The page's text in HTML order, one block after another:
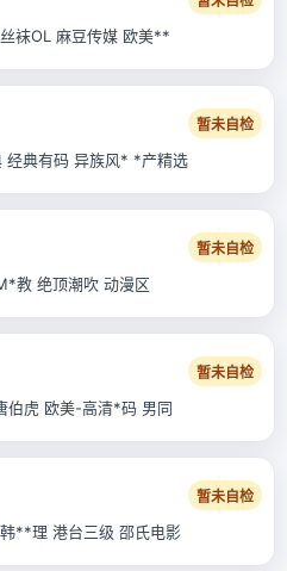
袜OL 麻豆传媒 欧美**
暂未自检
经典有码 异族风* *产精选
暂未自检
教 绝顶潮吹 动漫区
暂未自检
伯虎 欧美-高清*码 男同
暂未自检
**理 港台三级 邵氏电影